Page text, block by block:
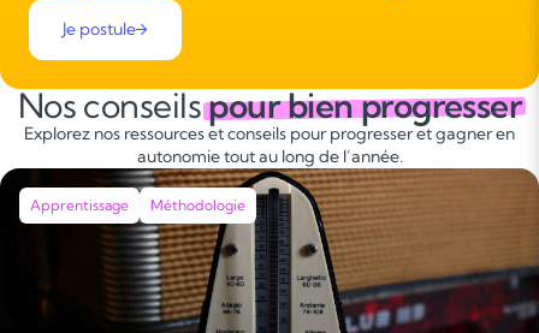
Je postule
Nos conseilspour bien progresser
Explorez nos ressources et conseils pour progresser et gagner en
autonomie tout au long de l’année.
Apprentissage Méthodologie